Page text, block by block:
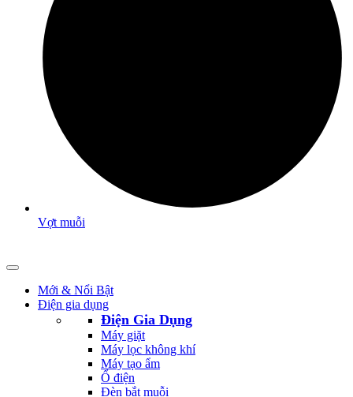
Vợt muỗi
Mới & Nổi Bật
Điện gia dụng
Điện Gia Dụng
Máy giặt
Máy lọc không khí
Máy tạo ẩm
Ổ điện
Đèn bắt muỗi